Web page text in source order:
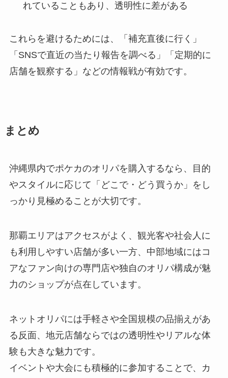
れていることもあり、透明性に差がある
これらを避けるためには、「補充直後に行く」
「SNSで直近の当たり報告を調べる」「定期的に
店舗を観察する」などの情報戦が有効です。
まとめ
沖縄県内でポケカのオリパを購入するなら、目的
やスタイルに応じて「どこで・どう買うか」をし
っかり見極めることが大切です。
那覇エリアはアクセスがよく、観光客や社会人に
も利用しやすい店舗が多い一方、中部地域にはコ
アなファン向けの専門店や独自のオリパ構成が魅
力のショップが点在しています。
ネットオリパには手軽さや全国規模の品揃えがあ
る反面、地元店舗ならではの透明性やリアルな体
験も大きな魅力です。
イベントや大会にも積極的に参加することで、カ